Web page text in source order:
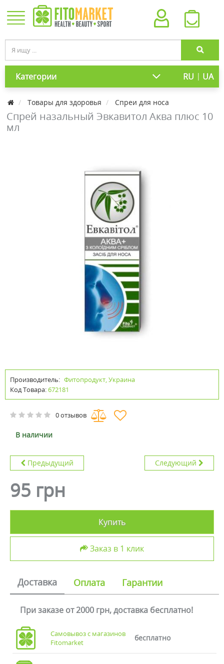
Категории RU | UA
Товары для здоровья Спреи для носа
Спрей назальный Эвкавитол Аква плюс 10
мл
Производитель: Фитопродукт, Украина
Код Товара:672181
0 отзывов
В наличии
Предыдущий Следующий
95 грн
Купить
Заказ в 1 клик
Доставка Оплата Гарантии
При заказе от 2000 грн, доставка бесплатно!
Самовывоз с магазинов
Fitomarket
бесплатно